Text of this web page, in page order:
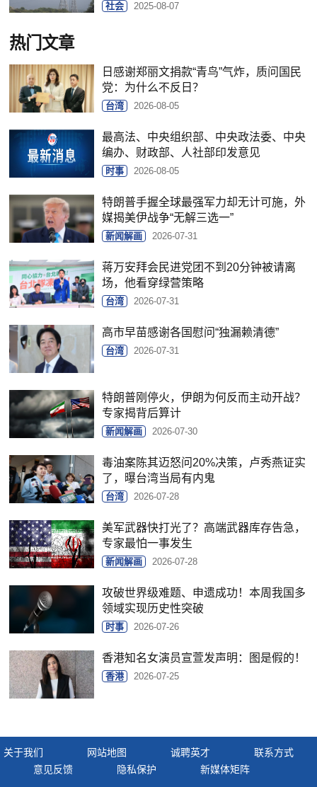
社会 2025-08-07
热门文章
日感谢郑丽文捐款“青鸟”气炸，质问国民
党：为什么不反日？
台湾 2026-08-05
最高法、中央组织部、中央政法委、中央
编办、财政部、人社部印发意见
时事 2026-08-05
特朗普手握全球最强军力却无计可施，外
媒揭美伊战争“无解三选一”
新闻解画 2026-07-31
蒋万安拜会民进党团不到20分钟被请离
场，他看穿绿营策略
台湾 2026-07-31
高市早苗感谢各国慰问“独漏赖清德”
台湾 2026-07-31
特朗普刚停火，伊朗为何反而主动开战？
专家揭背后算计
新闻解画 2026-07-30
毒油案陈其迈怒问20%决策，卢秀燕证实
了，曝台湾当局有内鬼
台湾 2026-07-28
美军武器快打光了？高端武器库存告急，
专家最怕一事发生
新闻解画 2026-07-28
攻破世界级难题、申遗成功！本周我国多
领域实现历史性突破
时事 2026-07-26
香港知名女演员宣萱发声明：图是假的！
香港 2026-07-25
关于我们 网站地图 诚聘英才
联系方式
意见反馈
隐私保护 新媒体矩阵